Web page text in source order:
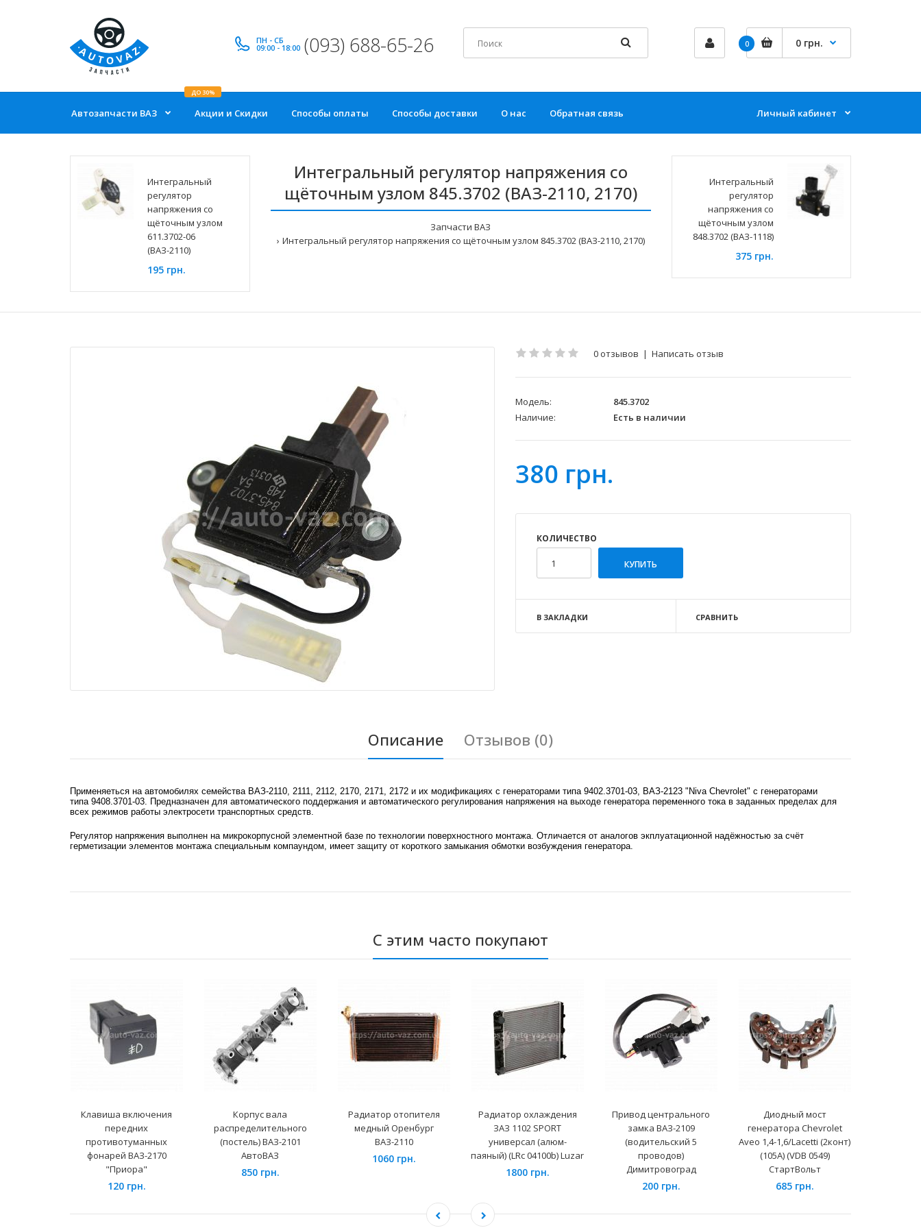
ПН - СБ
09:00 - 18:00 (093) 688-65-26 0 0 грн.
Автозапчасти ВАЗ Акции и Скидки
ДО 30%
Способы оплаты Способы доставки О нас Обратная связь Личный кабинет
Интегральный
регулятор
напряжения со
щёточным узлом
611.3702-06
(ВАЗ-2110)
195 грн.
Интегральный регулятор напряжения со
щёточным узлом 845.3702 (ВАЗ-2110, 2170)
Запчасти ВАЗ
Интегральный регулятор напряжения со щёточным узлом 845.3702 (ВАЗ-2110, 2170)
Интегральный
регулятор
напряжения со
щёточным узлом
848.3702 (ВАЗ-1118)
375 грн.
0 отзывов | Написать отзыв
Модель:
845.3702
Наличие:
Есть в наличии
380 грн.
КОЛИЧЕСТВО
В ЗАКЛАДКИ СРАВНИТЬ
Описание Отзывов (0)
Применяеться на автомобилях семейства ВАЗ-2110, 2111, 2112, 2170, 2171, 2172 и их модификациях с генераторами типа 9402.3701-03, ВАЗ-2123 "Niva Chevrolet" с генераторами
типа 9408.3701-03. Предназначен для автоматического поддержания и автоматического регулирования напряжения на выходе генератора переменного тока в заданных пределах для
всех режимов работы электросети транспортных средств.
Регулятор напряжения выполнен на микрокорпусной элементной базе по технологии поверхностного монтажа. Отличается от аналогов экплуатационной надёжностью за счёт
герметизации элементов монтажа специальным компаундом, имеет защиту от короткого замыкания обмотки возбуждения генератора.
С этим часто покупают
Клавиша включения
передних
противотуманных
фонарей ВАЗ-2170
"Приора"
120 грн.
Корпус вала
распределительного
(постель) ВАЗ-2101
АвтоВАЗ
850 грн.
Радиатор отопителя
медный Оренбург
ВАЗ-2110
1060 грн.
Радиатор охлаждения
ЗАЗ 1102 SPORT
универсал (алюм-
паяный) (LRc 04100b) Luzar
1800 грн.
Привод центрального
замка ВАЗ-2109
(водительский 5
проводов)
Димитровоград
200 грн.
Диодный мост
генератора Chevrolet
Aveo 1,4-1,6/Lacetti (2конт)
(105А) (VDB 0549)
СтартВольт
685 грн.